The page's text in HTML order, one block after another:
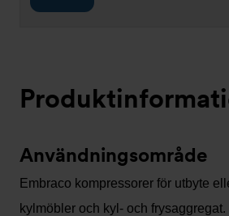
Användningsområde
Embraco kompressorer för utbyte
kylmöbler och kyl- och frysaggregat.